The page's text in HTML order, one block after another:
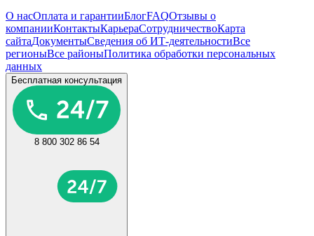
О насОплата и гарантииБлогFAQОтзывы о
компанииКонтактыКарьераСотрудничествоКарта
сайтаДокументыСведения об ИТ-деятельностиВсе
регионыВсе районыПолитика обработки персональных
данных
Бесплатная консультация
8 800 302 86 54